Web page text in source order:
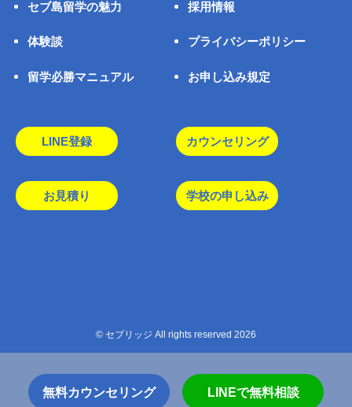
セブ島留学の魅力
体験談
留学必勝マニュアル
採用情報
プライバシーポリシー
お申し込み規定
LINE登録 カウンセリング
お見積り 学校の申し込み
© セブリッジ All rights reserved 2026
無料カウンセリング LINEで無料相談